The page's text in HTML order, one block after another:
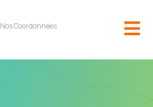
Nos Coordonnées